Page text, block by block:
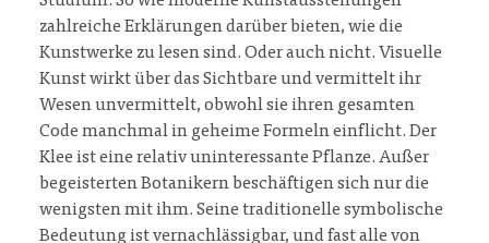
zahlreiche Erklärungen darüber bieten, wie die
Kunstwerke zu lesen sind. Oder auch nicht. Visuelle
Kunst wirkt über das Sichtbare und vermittelt ihr
Wesen unvermittelt, obwohl sie ihren gesamten
Code manchmal in geheime Formeln einflicht. Der
Klee ist eine relativ uninteressante Pflanze. Außer
begeisterten Botanikern beschäftigen sich nur die
wenigsten mit ihm. Seine traditionelle symbolische
Bedeutung ist vernachlässigbar, und fast alle von